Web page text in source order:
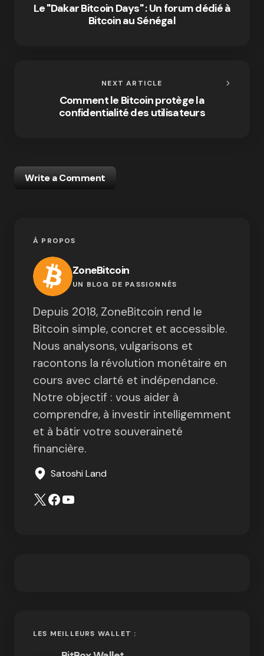
Le "Dakar Bitcoin Days" : Un forum dédié à
Bitcoin au Sénégal
NEXT ARTICLE
Comment le Bitcoin protège la
confidentialité des utilisateurs
Write a Comment
À PROPOS
ZoneBitcoin
UN BLOG DE PASSIONNÉS
Depuis 2018, ZoneBitcoin rend le
Bitcoin simple, concret et accessible.
Nous analysons, vulgarisons et
racontons la révolution monétaire en
cours avec clarté et indépendance.
Notre objectif : vous aider à
comprendre, à investir intelligemment
et à bâtir votre souveraineté
financière.
Satoshi Land
LES MEILLEURS WALLET :